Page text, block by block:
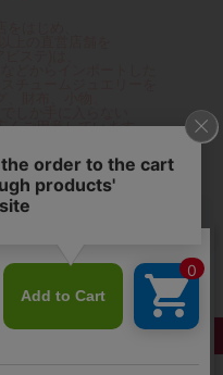
くご用意しています。
を取り揃え、
メディア着用商品、
るコンテンツ、
のポイント還元
ご提供。
時計、小物などで、
う願っています。
以上のご注文で送料無料◆
SHOP